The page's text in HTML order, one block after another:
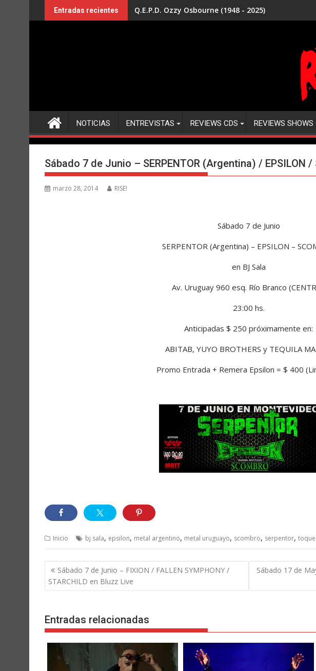
al
Entradas recientes Q.E.P.D. Ozzy Osbourne (1948 - 2025)
NOTICIAS ENTREVISTAS REVIEWS CDS REVIEWS SHOWS
Sábado 7 de Junio – SERPENTOR (Argentina) / EPSILON /
marzo 28, 2014 RISE!
Sábado 7 de Junio
SERPENTOR (Argentina) – EPSILON –
en BJ Sala
Av. Uruguay 960 esq. Río Branco
23:00 hs.
Anticipadas $ 250 próximamente en:
ABITAB, YUYO BROTHERS y TEQUILA
Promo Entrada + Remera Epsilon = $ 400
Inicio bj sala, epsilon, metal argentino, metal uruguayo, scombro, serpentor,
Navegación
de
entradas
Sábado 7 de Junio – FIXION / FALLEN SYMPHONY /
STARCHILD en Bluzz Live
Sábado 17 de
Entradas relacionadas